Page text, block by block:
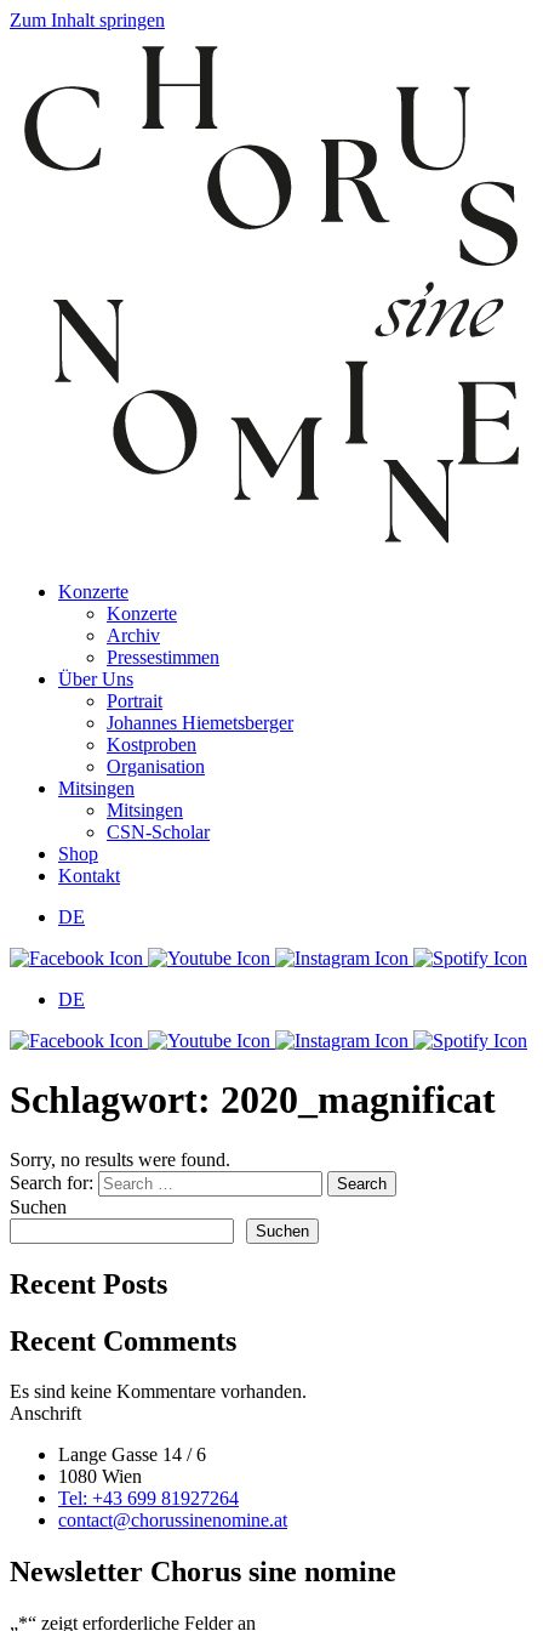
Zum Inhalt springen
Konzerte
Konzerte
Archiv
Pressestimmen
Über Uns
Portrait
Johannes Hiemetsberger
Kostproben
Organisation
Mitsingen
Mitsingen
CSN-Scholar
Shop
Kontakt
DE
DE
Schlagwort: 2020_magnificat
Sorry, no results were found.
Search for:
Search
Suchen
Suchen
Recent Posts
Recent Comments
Es sind keine Kommentare vorhanden.
Anschrift
Lange Gasse 14 / 6
1080 Wien
Tel: +43 699 81927264
contact@chorussinenomine.at
Newsletter Chorus sine nomine
„*“ zeigt erforderliche Felder an